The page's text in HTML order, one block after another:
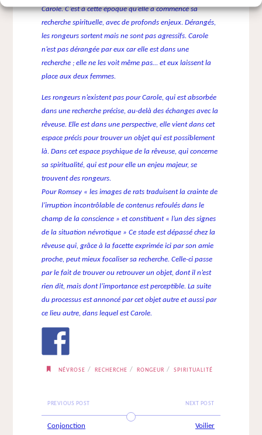
Carole. C’est à cette époque qu’elle a commencé sa
recherche spirituelle, avec de profonds enjeux. Dérangés,
les rongeurs sortent mais ne sont pas agressifs. Carole
n’est pas dérangée par eux car elle est dans une
recherche ; elle ne les voit même pas… et eux laissent la
place aux deux femmes.
Les rongeurs n’existent pas pour Carole, qui est absorbée
dans une recherche précise, au-delà des échanges avec la
rêveuse. Elle est dans une perspective, elle vient dans cet
espace précis pour trouver un objet qui est possiblement
là. Dans cet espace psychique de la rêveuse, qui concerne
sa spiritualité, qui est pour elle un enjeu majeur, se
trouvent des rongeurs.
Pour Romsey « les images de rats traduisent la crainte de
l’irruption incontrôlable de contenus refoulés dans le
champ de la conscience » et constituent « l’un des signes
de la situation névrotique » Ce stade est dépassé chez la
rêveuse qui, grâce à la facette exprimée ici par son amie
proche, peut mieux focaliser sa recherche. Celle-ci passe
par le fait de trouver ou retrouver un objet, dont il n’est
rien dit, mais dont l’importance est perceptible. La suite
du processus est annoncé par cet objet autre et aussi par
ce lieu autre, dans lequel est Carole.
NÉVROSE / RECHERCHE / RONGEUR / SPIRITUALITÉ
PREVIOUS POST
Conjonction
NEXT POST
Voilier